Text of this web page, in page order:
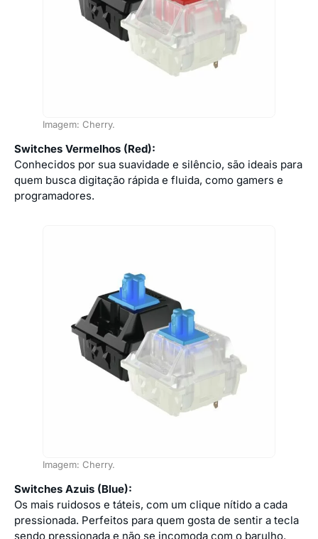
Imagem: Cherry.
Switches Vermelhos (Red):
Conhecidos por sua suavidade e silêncio, são ideais para
quem busca digitação rápida e fluida, como gamers e
programadores.
Imagem: Cherry.
Switches Azuis (Blue):
Os mais ruidosos e táteis, com um clique nítido a cada
pressionada. Perfeitos para quem gosta de sentir a tecla
sendo pressionada e não se incomoda com o barulho.